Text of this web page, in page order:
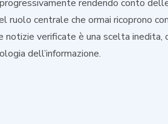
rendendo conto
ruolo centrale che ormai ricoprono
verificate è una scelta inedita,
dell’informazione.